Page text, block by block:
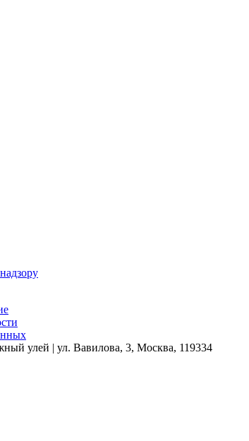
улей | ул. Вавилова, 3, Москва, 119334